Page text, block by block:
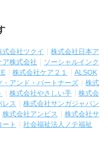
式会社ツクイ
株式会社日本ア
ア株式会社
ソーシャルインク
株式会社ケア２１
ALSOK
アンド・パートナーズ
株式
株式会社やさしい手
株式会
レス
株式会社サンガジャパン
株式会社アンビス
株式会社サ
ト
社会福祉法人ノテ福祉